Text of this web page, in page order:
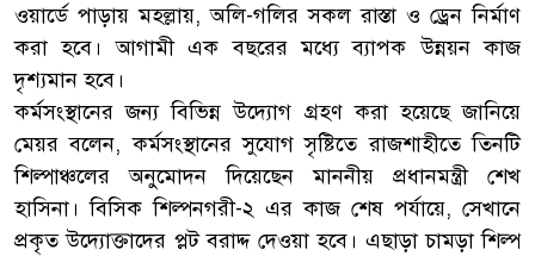
ওয়ার্ডে পাড়ায় মহল্লায়, অলি-গলির সকল রাস্তা ও ড্রেন নির্মাণ
করা হবে। আগামী এক বছরের মধ্যে ব্যাপক উন্নয়ন কাজ
দৃশ্যমান হবে।
কর্মসংস্থানের জন্য বিভিন্ন উদ্যোগ গ্রহণ করা হয়েছে জানিয়ে
মেয়র বলেন, কর্মসংস্থানের সুযোগ সৃষ্টিতে রাজশাহীতে তিনটি
শিল্পাঞ্চলের অনুমোদন দিয়েছেন মাননীয় প্রধানমন্ত্রী শেখ
হাসিনা। বিসিক শিল্পনগরী-২ এর কাজ শেষ পর্যায়ে, সেখানে
প্রকৃত উদ্যোক্তাদের প্লট বরাদ্দ দেওয়া হবে। এছাড়া চামড়া শিল্প